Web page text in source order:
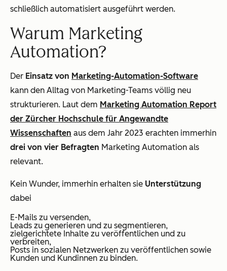
schließlich automatisiert ausgeführt werden.
Warum Marketing
Automation?
Der Einsatz von Marketing-Automation-Software
kann den Alltag von Marketing-Teams völlig neu
strukturieren. Laut dem Marketing Automation Report
der Zürcher Hochschule für Angewandte
Wissenschaften aus dem Jahr 2023 erachten immerhin
drei von vier Befragten Marketing Automation als
relevant.
Kein Wunder, immerhin erhalten sie Unterstützung
dabei
E-Mails zu versenden,
Leads zu generieren und zu segmentieren,
zielgerichtete Inhalte zu veröffentlichen und zu
verbreiten,
Posts in sozialen Netzwerken zu veröffentlichen sowie
Kunden und Kundinnen zu binden.